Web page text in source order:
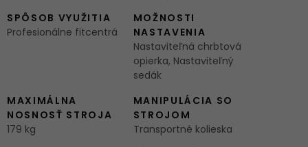
SPÔSOB VYUŽITIA
Profesionálne fitcentrá
MOŽNOSTI
NASTAVENIA
Nastaviteľná chrbtová
opierka, Nastaviteľný
sedák
MAXIMÁLNA
NOSNOSŤ STROJA
179 kg
MANIPULÁCIA SO
STROJOM
Transportné kolieska